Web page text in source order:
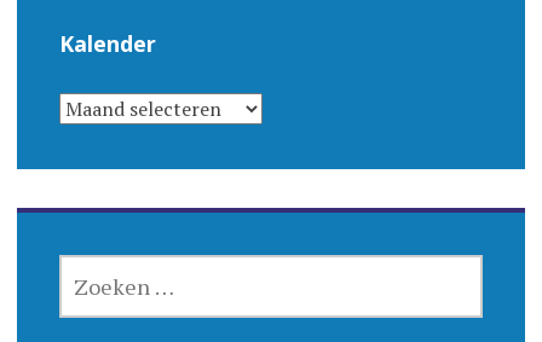
Kalender
KALENDER
NAAR: